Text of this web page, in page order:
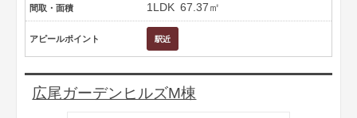
間取・面積 1LDK 67.37㎡
アピールポイント
広尾ガーデンヒルズM棟